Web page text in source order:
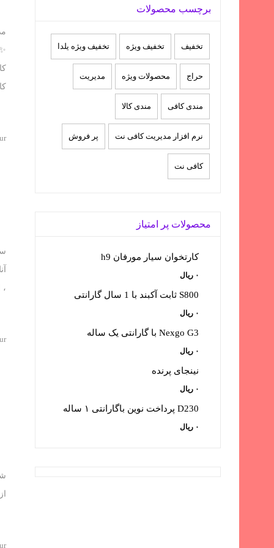
،
برچسب محصولات
تخفيف تخفیف ویژه تخفیف ویژه یلدا
حراج محصولات ویژه مدیریت
مندی کافی مندی کالا
نرم افزار مدیریت کافی نت پر فروش
کافی نت
محصولات پر امتیاز
کارتخوان سیار مورفان h9
۰ ریال
S800 ثابت آکبند با 1 سال گارانتی
۰ ریال
Nexgo G3 با گارانتی یک ساله
۰ ریال
نینجای پرنده
۰ ریال
D230 پرداخت نوین باگارانتی ۱ ساله
۰ ریال